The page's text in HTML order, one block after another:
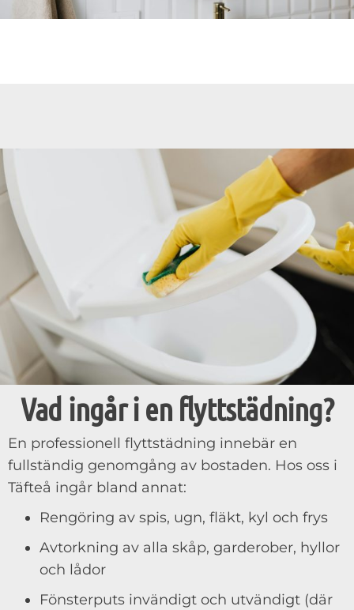
Vad ingår i en flyttstädning?
En professionell flyttstädning innebär en
fullständig genomgång av bostaden. Hos oss i
Täfteå ingår bland annat:
Rengöring av spis, ugn, fläkt, kyl och frys
Avtorkning av alla skåp, garderober, hyllor
och lådor
Fönsterputs invändigt och utvändigt (där